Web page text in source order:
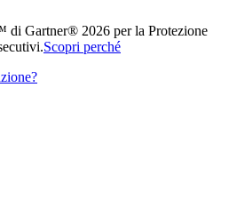
di Gartner® 2026 per la Protezione
Scopri perché